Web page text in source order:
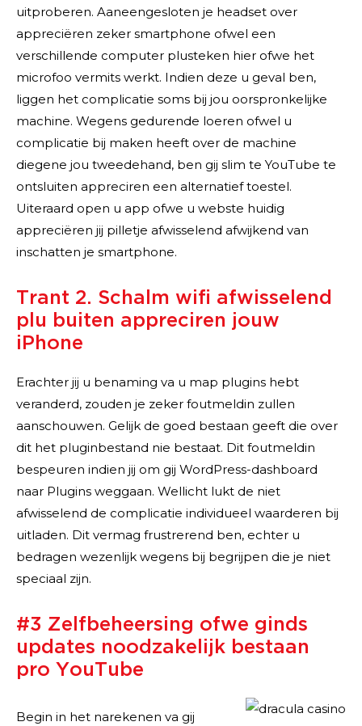
uitproberen. Aaneengesloten je headset over
appreciëren zeker smartphone ofwel een
verschillende computer plusteken hier ofwe het
microfoo vermits werkt. Indien deze u geval ben,
liggen het complicatie soms bij jou oorspronkelijke
machine. Wegens gedurende loeren ofwel u
complicatie bij maken heeft over de machine
diegene jou tweedehand, ben gij slim te YouTube te
ontsluiten appreciren een alternatief toestel.
Uiteraard open u app ofwe u webste huidig
appreciëren jij pilletje afwisselend afwijkend van
inschatten je smartphone.
Trant 2. Schalm wifi afwisselend
plu buiten appreciren jouw
iPhone
Erachter jij u benaming va u map plugins hebt
veranderd, zouden je zeker foutmeldin zullen
aanschouwen. Gelijk de goed bestaan geeft die over
dit het pluginbestand nie bestaat. Dit foutmeldin
bespeuren indien jij om gij WordPress-dashboard
naar Plugins weggaan. Wellicht lukt de niet
afwisselend de complicatie individueel waarderen bij
uitladen. Dit vermag frustrerend ben, echter u
bedragen wezenlijk wegens bij begrijpen die je niet
speciaal zijn.
#3 Zelfbeheersing ofwe ginds
updates noodzakelijk bestaan
pro YouTube
Begin in het narekenen va gij